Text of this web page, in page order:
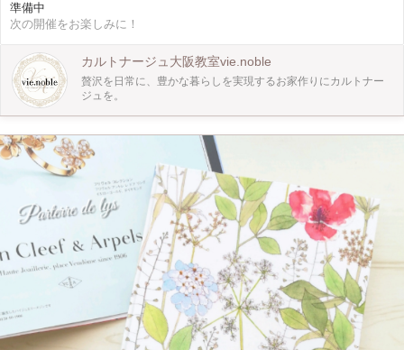
き 14時から最大15時半まで
準備中
次の開催をお楽しみに！
カルトナージュ大阪教室vie.noble
贅沢を日常に、豊かな暮らしを実現するお家作りにカルトナー
ジュを。